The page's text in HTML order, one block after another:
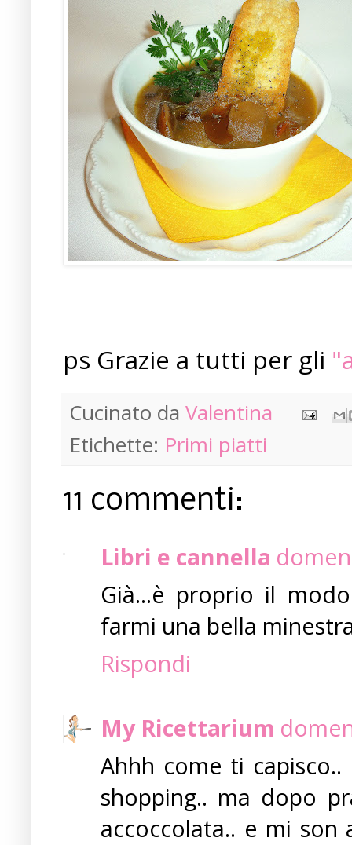
ps Grazie a tutti per gli
Cucinato da Valentina
Etichette: Primi piatti
11 commenti:
Libri e cannella
Già...è proprio il
farmi una bella
Rispondi
My Ricettarium
Ahhh come ti
shopping.. ma dopo
accoccolata.. e mi son